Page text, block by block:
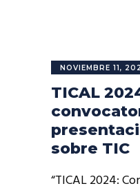
NOVIEMBRE 11,
TICAL
sobre TIC
“TICAL 2024: